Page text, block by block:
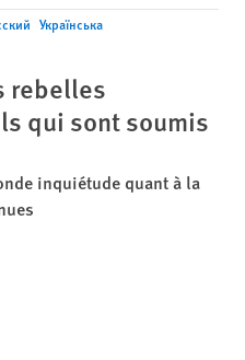
Українська
rebelles
qui sont soumis
inquiétude quant à la